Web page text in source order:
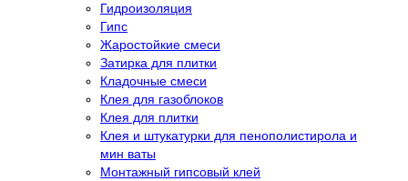
Гидроизоляция
Гипс
Жаростойкие смеси
Затирка для плитки
Кладочные смеси
Клея для газоблоков
Клея для плитки
Клея и штукатурки для пенополистирола и
мин ваты
Монтажный гипсовый клей